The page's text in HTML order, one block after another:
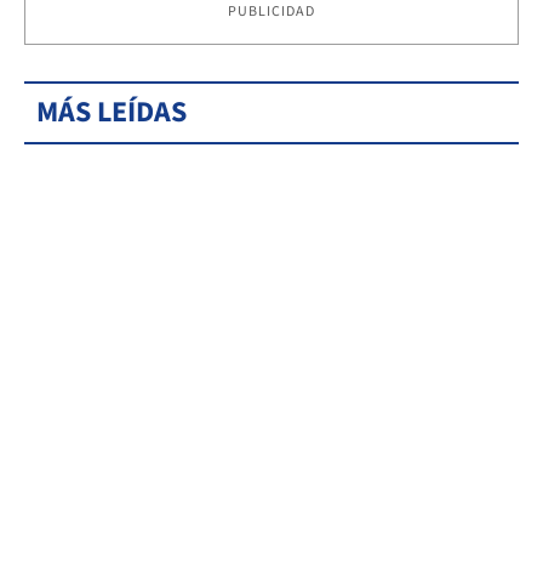
PUBLICIDAD
MÁS LEÍDAS